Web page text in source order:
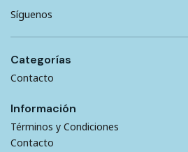
Síguenos
Categorías
Contacto
Información
Términos y Condiciones
Contacto